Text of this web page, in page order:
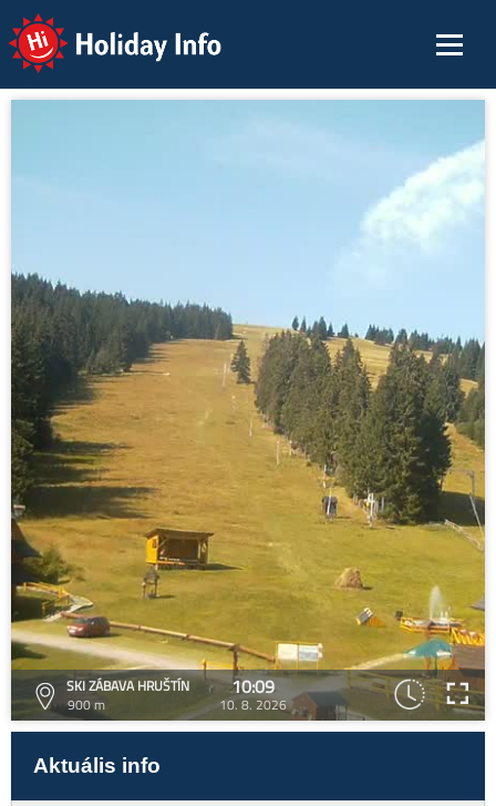
Holiday Info
SKI ZÁBAVA HRUŠTÍN
900 m
10:09
10. 8. 2026
Aktuális info